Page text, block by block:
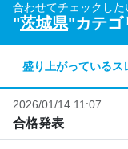
合わせてチェックした
"茨城県"カテゴ
盛り上がっているス
2026/01/14 11:07
合格発表